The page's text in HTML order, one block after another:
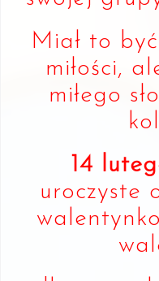
Miał to
miłości,
miłego
14
uroczyste